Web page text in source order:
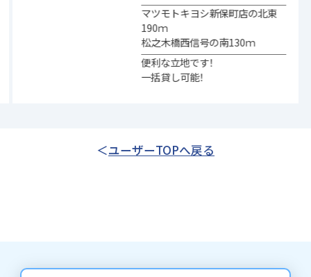
マツモトキヨシ新保町店の北東
190ｍ
松之木橋西信号の南130ｍ
便利な立地です！
一括貸し可能！
ユーザーTOPへ戻る